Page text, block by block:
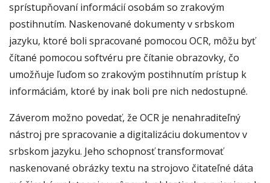
sprístupňovaní informácií osobám so zrakovým
postihnutím. Naskenované dokumenty v srbskom
jazyku, ktoré boli spracované pomocou OCR, môžu byť
čítané pomocou softvéru pre čítanie obrazovky, čo
umožňuje ľuďom so zrakovým postihnutím prístup k
informáciám, ktoré by inak boli pre nich nedostupné.
Záverom možno povedať, že OCR je nenahraditeľný
nástroj pre spracovanie a digitalizáciu dokumentov v
srbskom jazyku. Jeho schopnosť transformovať
naskenované obrázky textu na strojovo čitateľné dáta